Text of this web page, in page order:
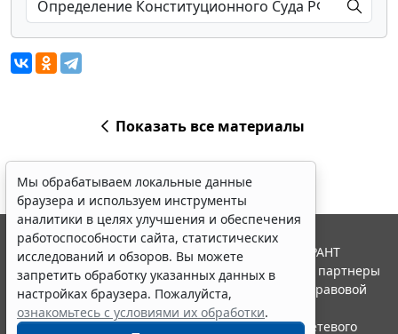
Показать все материалы
Мы обрабатываем локальные данные
браузера и используем инструменты
аналитики в целях улучшения и обеспечения
работоспособности сайта, статистических
исследований и обзоров. Вы можете
запретить обработку указанных данных в
настройках браузера. Пожалуйста,
ознакомьтесь с условиями их обработки.
© ООО "НПП "ГАРАНТ-СЕРВИС", 2026. Система ГАРАНТ
выпускается с 1990 года. Компания "Гарант" и ее партнеры
являются участниками Российской ассоциации правовой
информации ГАРАНТ.
Портал ГАРАНТ.РУ зарегистрирован в качестве сетевого